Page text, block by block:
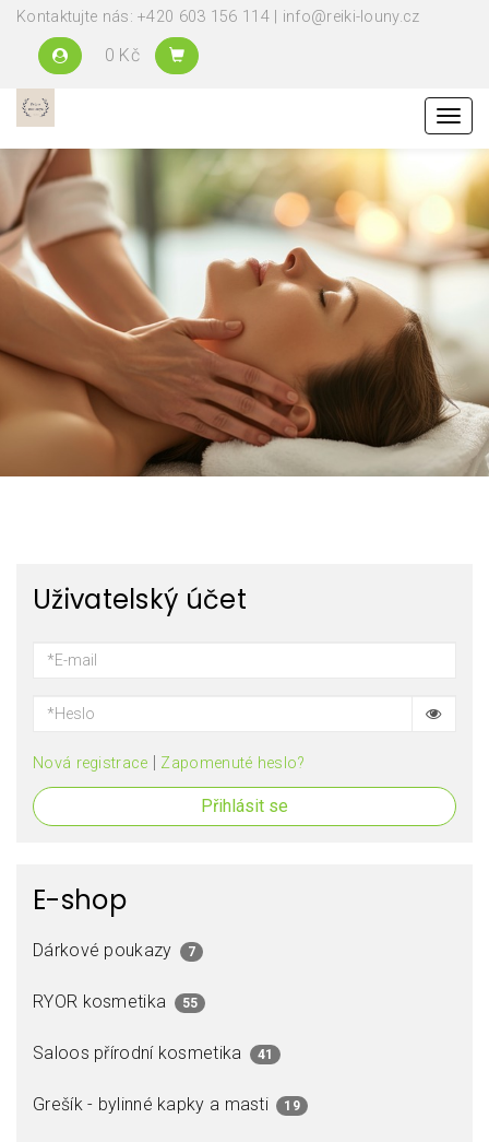
Kontaktujte nás: +420 603 156 114 | info@reiki-louny.cz
0 Kč
Menu
Uživatelský účet
Nová registrace | Zapomenuté heslo?
Přihlásit se
E-shop
Dárkové poukazy 7
RYOR kosmetika 55
Saloos přírodní kosmetika 41
Grešík - bylinné kapky a masti 19